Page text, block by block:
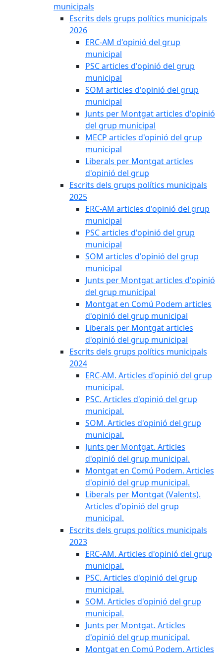
municipals
Escrits dels grups polítics municipals
2026
ERC-AM d'opinió del grup
municipal
PSC articles d'opinió del grup
municipal
SOM articles d'opinió del grup
municipal
Junts per Montgat articles d'opinió
del grup municipal
MECP articles d'opinió del grup
municipal
Liberals per Montgat articles
d'opinió del grup
Escrits dels grups polítics municipals
2025
ERC-AM articles d'opinió del grup
municipal
PSC articles d'opinió del grup
municipal
SOM articles d'opinió del grup
municipal
Junts per Montgat articles d'opinió
del grup municipal
Montgat en Comú Podem articles
d'opinió del grup municipal
Liberals per Montgat articles
d'opinió del grup municipal
Escrits dels grups polítics municipals
2024
ERC-AM. Articles d'opinió del grup
municipal.
PSC. Articles d'opinió del grup
municipal.
SOM. Articles d'opinió del grup
municipal.
Junts per Montgat. Articles
d'opinió del grup municipal.
Montgat en Comú Podem. Articles
d'opinió del grup municipal.
Liberals per Montgat (Valents).
Articles d'opinió del grup
municipal.
Escrits dels grups polítics municipals
2023
ERC-AM. Articles d'opinió del grup
municipal.
PSC. Articles d'opinió del grup
municipal.
SOM. Articles d'opinió del grup
municipal.
Junts per Montgat. Articles
d'opinió del grup municipal.
Montgat en Comú Podem. Articles